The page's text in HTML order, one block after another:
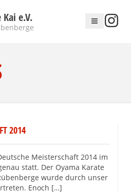
e.V.
2014
Meisterschaft 2014 im
statt. Der Oyama Karate
wurde durch unser
Enoch […]